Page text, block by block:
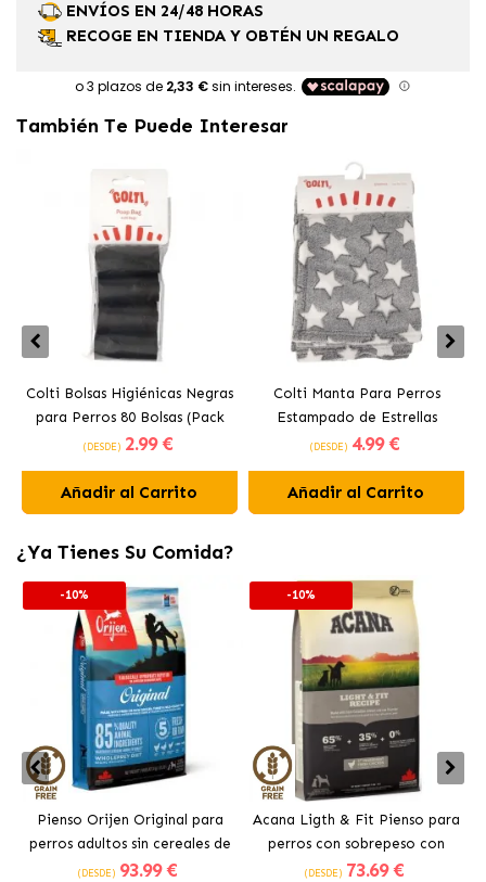
ENVÍOS EN 24/48 HORAS
RECOGE EN TIENDA Y OBTÉN UN REGALO
También Te Puede Interesar
Colti Bolsas Higiénicas Negras
para Perros 80 Bolsas (Pack
4x20ud)
(DESDE) 2.99 €
Añadir al Carrito
Colti Manta Para Perros
Estampado de Estrellas
(DESDE) 4.99 €
Añadir al Carrito
¿Ya Tienes Su Comida?
-10%
Pienso Orijen Original para
perros adultos sin cereales de
pollo
(DESDE) 93.99 €
-10%
Acana Ligth & Fit Pienso para
perros con sobrepeso con
pollo fresco
(DESDE) 73.69 €